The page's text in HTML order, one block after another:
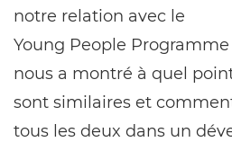
notre relation avec le
Young People Programme
nous a montré à quel
sont similaires et
tous les deux dans un